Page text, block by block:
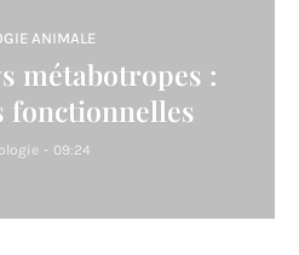
ANIMALE
métabotropes :
fonctionnelles
- 09:24